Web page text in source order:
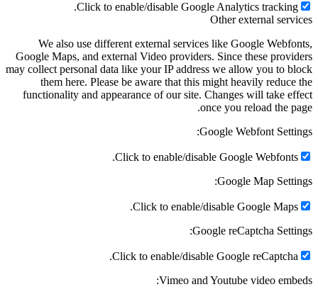
Click to enable/disable Google Analytics tracking.
Other external services
We also use different external services like Google Webfonts,
Google Maps, and external Video providers. Since these providers
may collect personal data like your IP address we allow you to block
them here. Please be aware that this might heavily reduce the
functionality and appearance of our site. Changes will take effect
once you reload the page.
Google Webfont Settings:
Click to enable/disable Google Webfonts.
Google Map Settings:
Click to enable/disable Google Maps.
Google reCaptcha Settings:
Click to enable/disable Google reCaptcha.
Vimeo and Youtube video embeds: